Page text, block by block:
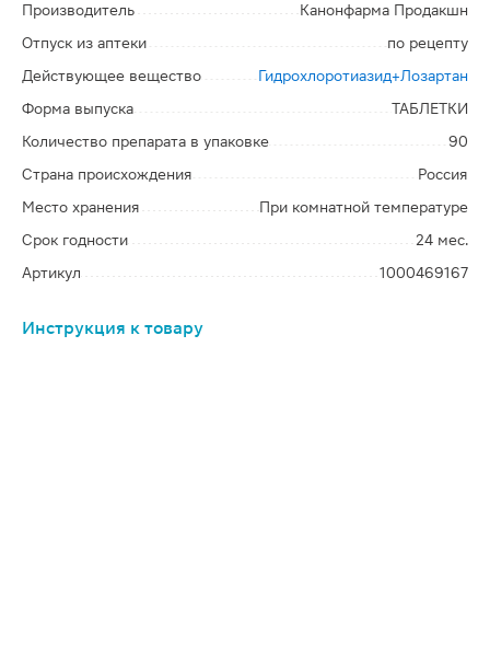
Производитель
Канонфарма Продакшн
Отпуск из аптеки
по рецепту
Действующее вещество
Гидрохлоротиазид+Лозартан
Форма выпуска
ТАБЛЕТКИ
Количество препарата в упаковке
90
Страна происхождения
Россия
Место хранения
При комнатной температуре
Срок годности
24 мес.
Артикул
1000469167
Инструкция к товару